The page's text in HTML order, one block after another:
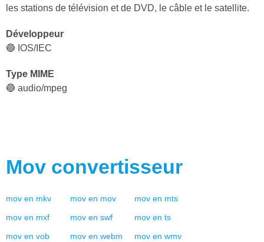
les stations de télévision et de DVD, le câble et le satellite.
Développeur
🔵 IOS/IEC
Type MIME
🔵 audio/mpeg
Mov convertisseur
mov en mkv mov en mov mov en mts
mov en mxf mov en swf mov en ts
mov en vob mov en webm mov en wmv